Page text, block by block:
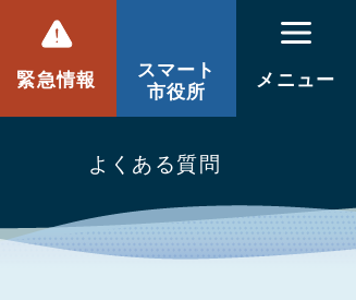
緊急情報
スマート
市役所
メニュー
よくある質問